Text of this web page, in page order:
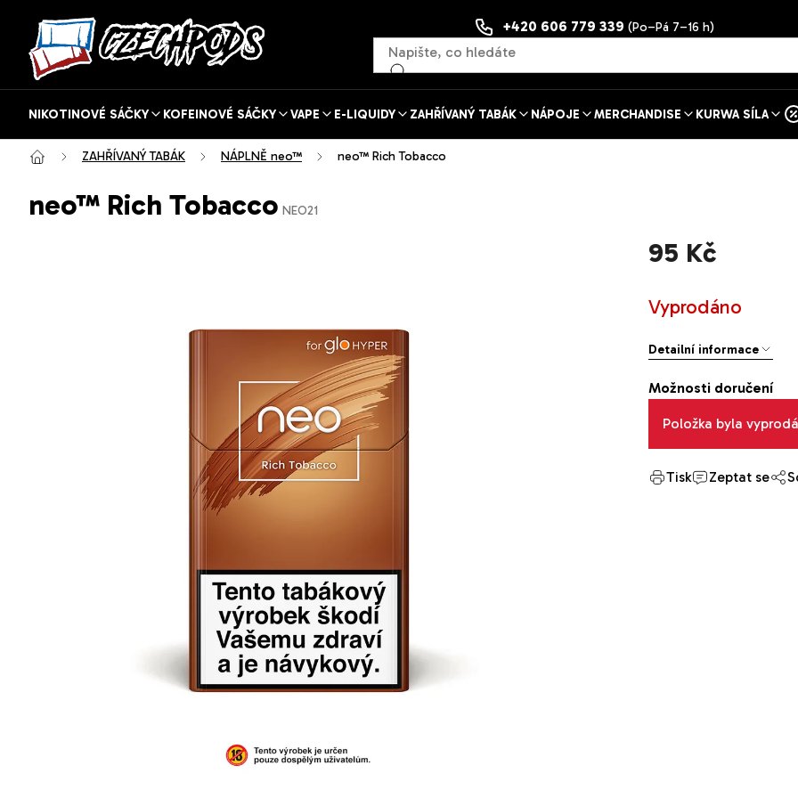
obsah
+420 606 779 339(Po–Pá 7–16 h)
NIKOTINOVÉ SÁČKY KOFEINOVÉ SÁČKY VAPE E-LIQUIDY ZAHŘÍVANÝ TABÁK NÁPOJE MERCHANDISE KURWA SÍLA
ZAHŘÍVANÝ TABÁK NÁPLNĚ neo™ neo™ Rich Tobacco
neo™ Rich Tobacco NEO21
95 Kč
cena:
Vyprodáno
Možnosti doručení
Položka byla
Detailní informace
Tisk Zeptat se